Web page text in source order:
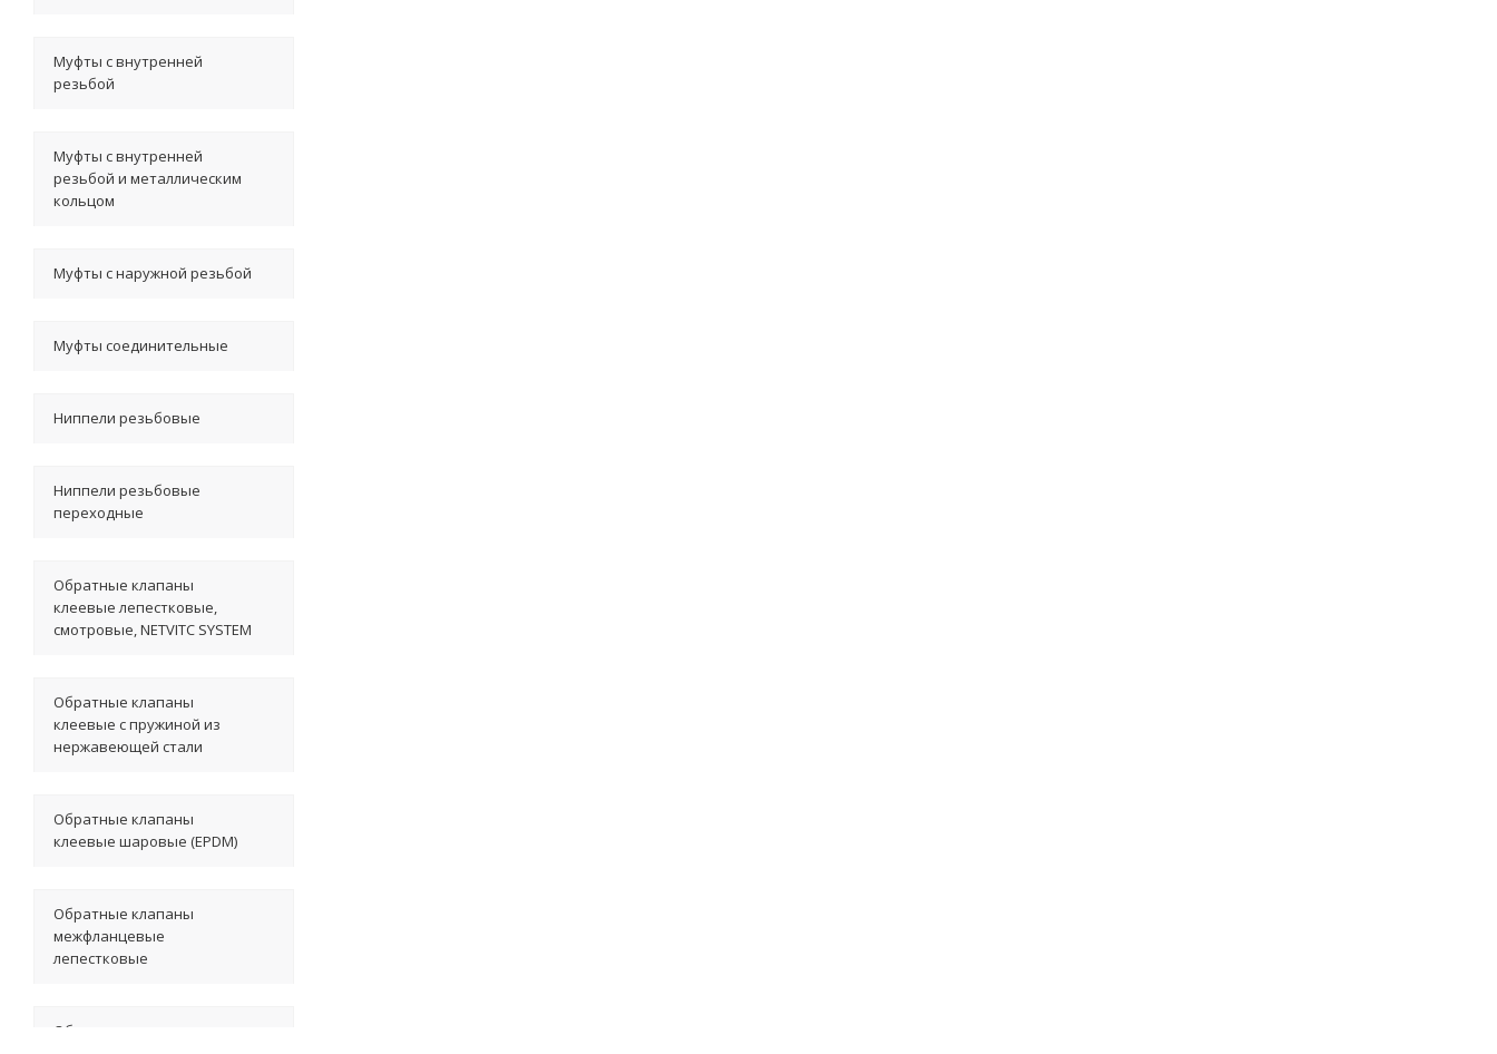
Муфты с внутренней
резьбой
Муфты с внутренней
резьбой и металлическим
кольцом
Муфты с наружной резьбой
Муфты соединительные
Ниппели резьбовые
Ниппели резьбовые
переходные
Обратные клапаны
клеевые лепестковые,
смотровые, NETVITC SYSTEM
Обратные клапаны
клеевые с пружиной из
нержавеющей стали
Обратные клапаны
клеевые шаровые (EPDM)
Обратные клапаны
межфланцевые
лепестковые
Обратные клапаны